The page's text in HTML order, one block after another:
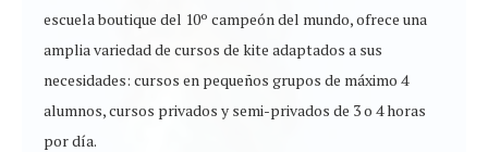
escuela boutique del 10º campeón del mundo, ofrece una
amplia variedad de cursos de kite adaptados a sus
necesidades: cursos en pequeños grupos de máximo 4
alumnos, cursos privados y semi-privados de 3 o 4 horas
por día.